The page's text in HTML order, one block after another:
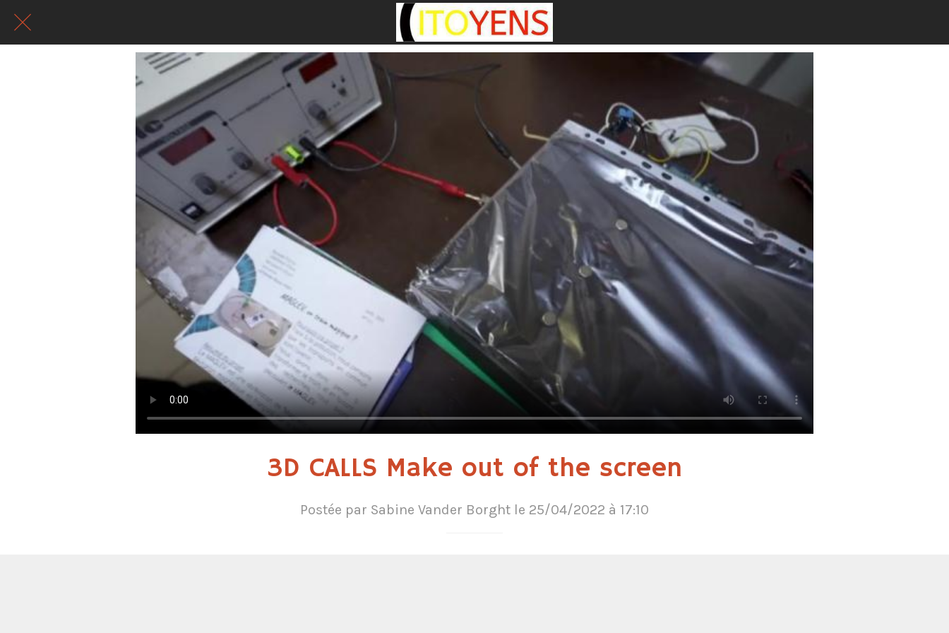
3D CALLS Make out of the screen
Postée par Sabine Vander Borght le 25/04/2022 à 17:10